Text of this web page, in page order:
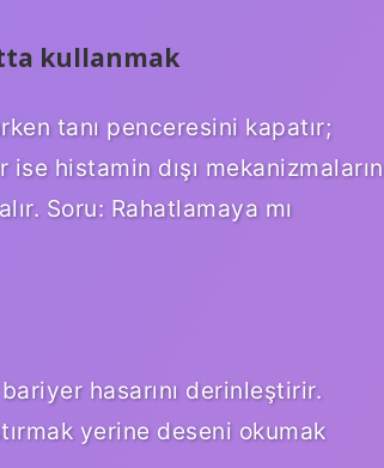
kullanmak
tanı penceresini kapatır;
histamin dışı mekanizmaların
Soru: Rahatlamaya mı
hasarını derinleştirir.
yerine deseni okumak